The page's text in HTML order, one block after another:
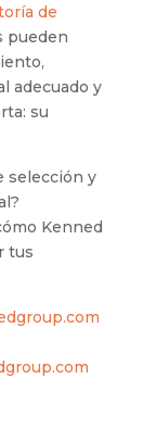
de
pueden
adecuado y
su
selección y
Kenned
tus